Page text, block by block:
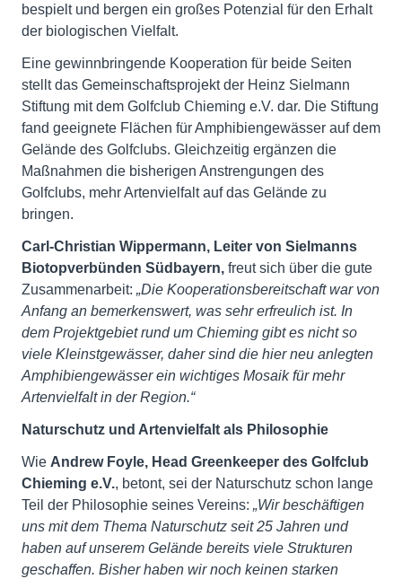
bespielt und bergen ein großes Potenzial für den Erhalt
der biologischen Vielfalt.
Eine gewinnbringende Kooperation für beide Seiten
stellt das Gemeinschaftsprojekt der Heinz Sielmann
Stiftung mit dem Golfclub Chieming e.V. dar. Die Stiftung
fand geeignete Flächen für Amphibiengewässer auf dem
Gelände des Golfclubs. Gleichzeitig ergänzen die
Maßnahmen die bisherigen Anstrengungen des
Golfclubs, mehr Artenvielfalt auf das Gelände zu
bringen.
Carl-Christian Wippermann, Leiter von Sielmanns
Biotopverbünden Südbayern, freut sich über die gute
Zusammenarbeit: „Die Kooperationsbereitschaft war von
Anfang an bemerkenswert, was sehr erfreulich ist. In
dem Projektgebiet rund um Chieming gibt es nicht so
viele Kleinstgewässer, daher sind die hier neu anlegten
Amphibiengewässer ein wichtiges Mosaik für mehr
Artenvielfalt in der Region.“
Naturschutz und Artenvielfalt als Philosophie
Wie Andrew Foyle, Head Greenkeeper des Golfclub
Chieming e.V., betont, sei der Naturschutz schon lange
Teil der Philosophie seines Vereins: „Wir beschäftigen
uns mit dem Thema Naturschutz seit 25 Jahren und
haben auf unserem Gelände bereits viele Strukturen
geschaffen. Bisher haben wir noch keinen starken